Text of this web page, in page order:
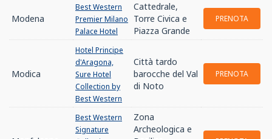
Modena
Best Western
Premier Milano
Palace Hotel
Cattedrale,
Torre Civica e
Piazza Grande
PRENOTA
Modica
Hotel Principe
d'Aragona,
Sure Hotel
Collection by
Best Western
Città tardo
barocche del Val
di Noto
PRENOTA
Best Western
Signature
Zona
Archeologica e